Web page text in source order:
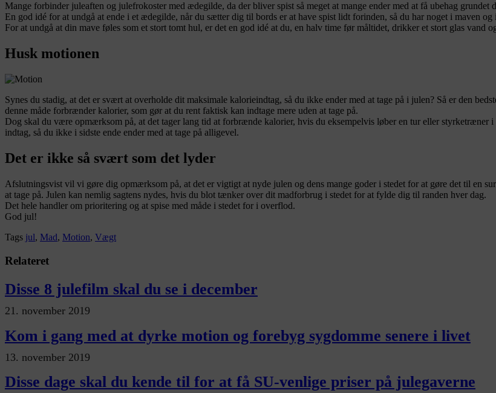
Mange forbinder juleaften og julefrokoster med ædegilde, da der bliver spist så meget at mange ender med at få ubehag grundet
En god idé for at undgå at ende i et ædegilde, når du sætter dig til bords er at have spist lidt forinden, så du har noget i maven og
For at undgå at din mave føles som et stort tomt hul, er det en god idé at du, en halv time før måltidet, drikker et stort glas
Husk motionen
Synes du stadig, at det er svært at overholde dit maksimale kalorieindtag, så du ikke ender med at tage på i julen? Så er den
denne måde forbrænder kalorier, som gør at du rent faktisk kan indtage mere uden at tage på.
Dog skal du være opmærksom på, at det tager lang tid at forbrænde kalorier, hvis du eksempelvis løber en tur eller
indtag, så du ikke i sidste ende ender med at tage på alligevel.
Det er ikke så svært som det lyder
Afslutningsvist vil vi gøre dig opmærksom på, at det er vigtigt at nyde julen og dens mange goder i stedet for at gøre det til en
at tage på. Julen kan nemlig sagtens nydes, hvis du blot tænker over dit madforbrug i stedet for at fylde dig til randen hver dag.
Det hele handler om prioritering og at spise med måde i stedet for i overflod.
God jul!
Tags jul, Mad, Motion, Vægt
Relateret
Disse 8 julefilm skal du se i december
21. november 2019
Kom i gang med at dyrke motion og forebyg sygdomme senere i livet
13. november 2019
Disse dage skal du kende til for at få SU-venlige priser på julegaverne